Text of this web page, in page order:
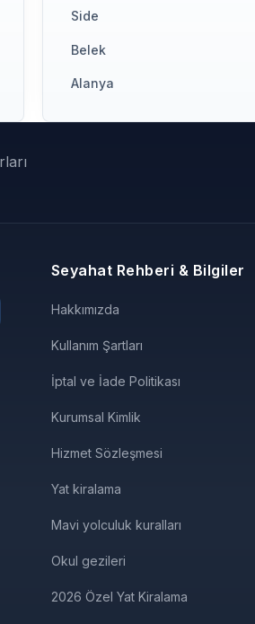
Side
Belek
Alanya
Seyahat Rehberi & Bilgiler
Hakkımızda
Kullanım Şartları
İptal ve İade Politikası
Kurumsal Kimlik
Hizmet Sözleşmesi
Yat kiralama
Mavi yolculuk kuralları
Okul gezileri
2026 Özel Yat Kiralama